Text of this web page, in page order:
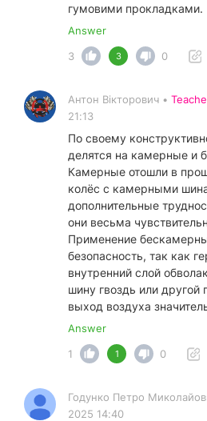
гумовими прокладками.
Answer
3
3 0
Антон Вікторович •
21:13
По своему
делятся на камерные и
Камерные отошли в
колёс с камерными
дополнительные
они весьма
Применение
безопасность, так как
внутренний слой
шину гвоздь или другой
выход воздуха
Answer
1
1 0
Годунко Петро
2025 14:40